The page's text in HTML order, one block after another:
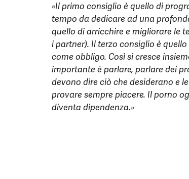
«Il primo consiglio è quello di
tempo da dedicare ad una
quello di arricchire e migliorare le
i partner). Il terzo consiglio è
come obbligo. Così si cresce
importante è parlare, parlare dei
devono dire ciò che desiderano e
provare sempre piacere. Il porno
diventa dipendenza.»